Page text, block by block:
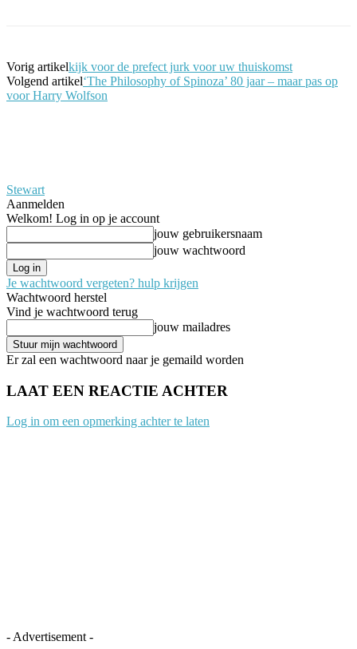
Vorig artikelkijk voor de prefect jurk voor uw thuiskomst
Volgend artikel‘The Philosophy of Spinoza’ 80 jaar – maar pas op
voor Harry Wolfson
Stewart
Aanmelden
Welkom! Log in op je account
jouw gebruikersnaam
jouw wachtwoord
Je wachtwoord vergeten? hulp krijgen
Wachtwoord herstel
Vind je wachtwoord terug
jouw mailadres
Er zal een wachtwoord naar je gemaild worden
LAAT EEN REACTIE ACHTER
Log in om een opmerking achter te laten
- Advertisement -